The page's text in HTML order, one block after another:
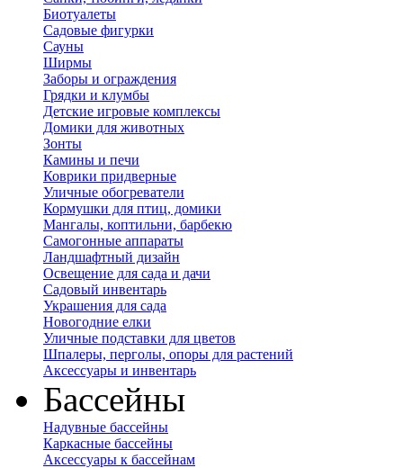
Биотуалеты
Садовые фигурки
Сауны
Ширмы
Заборы и ограждения
Грядки и клумбы
Детские игровые комплексы
Домики для животных
Зонты
Камины и печи
Коврики придверные
Уличные обогреватели
Кормушки для птиц, домики
Мангалы, коптильни, барбекю
Самогонные аппараты
Ландшафтный дизайн
Освещение для сада и дачи
Садовый инвентарь
Украшения для сада
Новогодние елки
Уличные подставки для цветов
Шпалеры, перголы, опоры для растений
Аксессуары и инвентарь
Бассейны
Надувные бассейны
Каркасные бассейны
Аксессуары к бассейнам